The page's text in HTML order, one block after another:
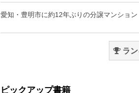
愛知・豊明市に約12年ぶりの分譲マンション
ラ
ピックアップ書籍